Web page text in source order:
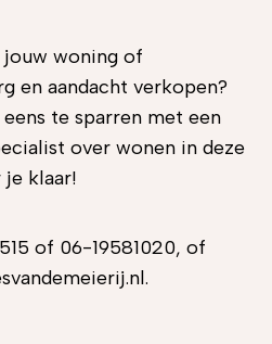
woning of
en aandacht verkopen?
te sparren met een
over wonen in deze
je klaar!
of 06-19581020, of